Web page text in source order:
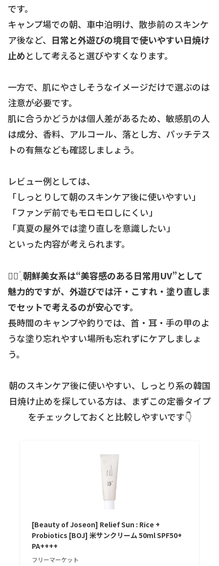
です。
キャンプ場での朝、車中泊明け、散歩前のスキンケ
ア後など、 日常と外遊びの境目で使いやすい日焼け
止めとして考えると選びやすくなります。
一方で、肌にやさしそうなイメージだけで選ぶのは
注意が必要です。
肌に合うかどうかは個人差があるため、敏感肌の人
は成分、香料、アルコール、落とし方、パッチテス
トの有無なども確認しましょう。
レビュー例としては、
「しっとりして朝のスキンケア後に使いやすい」
「ファンデ前でもモロモロしにくい」
「真夏の屋外では塗り直しを意識したい」
といった内容が考えられます。
☝🏻 ̖́朝鮮美女系は“美容感のある日常用UV”として
魅力的ですが、外遊びでは汗・こすれ・塗り直しま
でセットで考えるのが安心です。
長時間のキャンプや釣りでは、首・耳・手の甲のよ
うな塗り忘れやすい場所も忘れずにケアしましょ
う。
朝のスキンケア後に使いやすい、しっとり系の韓国
日焼け止めを探している方は、まずこの定番タイプ
をチェックしておくと比較しやすいです👇
[Beauty of Joseon] Relief Sun : Rice +
Probiotics [BOJ] 米サンクリーム 50ml SPF50+
PA++++
フリーマーケット